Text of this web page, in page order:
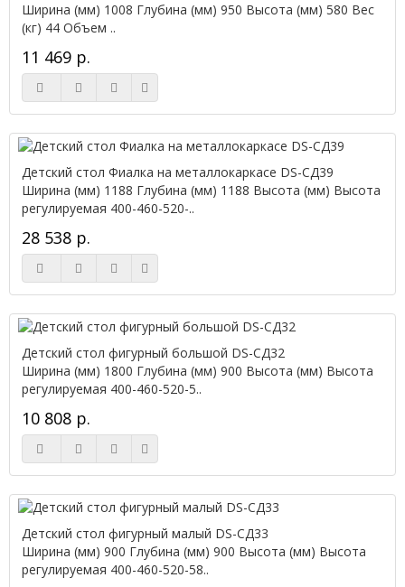
Ширина (мм) 1008 Глубина (мм) 950 Высота (мм) 580 Вес
(кг) 44 Объем ..
11 469 р.
Детский стол Фиалка на металлокаркасе DS-СД39
Ширина (мм) 1188 Глубина (мм) 1188 Высота (мм) Высота
регулируемая 400-460-520-..
28 538 р.
Детский стол фигурный большой DS-СД32
Ширина (мм) 1800 Глубина (мм) 900 Высота (мм) Высота
регулируемая 400-460-520-5..
10 808 р.
Детский стол фигурный малый DS-СД33
Ширина (мм) 900 Глубина (мм) 900 Высота (мм) Высота
регулируемая 400-460-520-58..